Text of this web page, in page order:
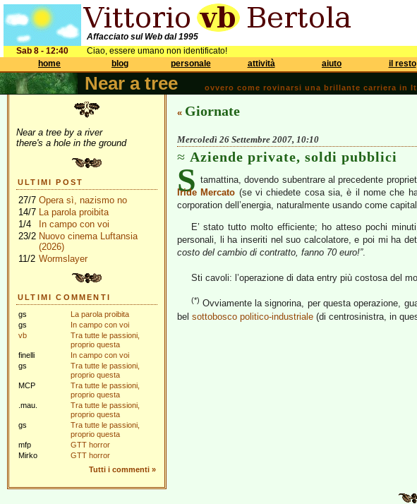
Affacciato sul Web dal 1995
Sab 8 - 12:40
Ciao, essere umano non identificato!
home
blog personale attività aiuto il resto
Near a tree ovvero come rovinarsi una brillante carriera in
Near a tree by a river
there's a hole in the ground
ULTIMI POST
27/7 Opera sì, nazismo no
14/7 La parola proibita
1/4
In campo con voi
23/2 Nuovo cinema Luftansia
(2026)
11/2 Wormslayer
ULTIMI COMMENTI
gs
La parola proibita
gs
In campo con voi
vb
Tra tutte le passioni,
proprio questa
finelli
In campo con voi
gs
Tra tutte le passioni,
proprio questa
MCP
Tra tutte le passioni,
proprio questa
.mau.
Tra tutte le passioni,
proprio questa
gs
Tra tutte le passioni,
proprio questa
mfp
GTT horror
Mirko
GTT horror
Tutti i commenti »
« Giornate
Mercoledì 26 Settembre 2007, 10:10
Aziende private, soldi pubblici
S tamattina, dovendo subentrare al precedente
Iride Mercato (se vi chiedete cosa sia, è il nome che
corporation dell’energia, naturalmente usando come
E’ stato tutto molto efficiente; ho atteso pochi
personali, li ha inseriti nel suo calcolatore, e poi mi ha
costo del cambio di contratto, fanno 70 euro!”.
Sti cavoli: l’operazione di data entry più costosa del
(*) Ovviamente la signorina, per questa operazione,
bel sottobosco politico-industriale (di centrosinistra, in